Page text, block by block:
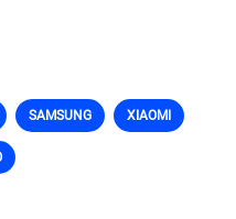
SAMSUNG XIAOMI